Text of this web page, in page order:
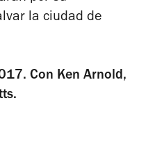
la ciudad de
Con Ken Arnold,